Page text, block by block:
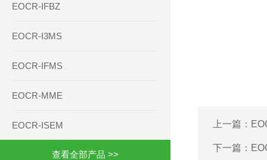
EOCR-IFBZ
EOCR-I3MS
EOCR-IFMS
EOCR-MME
EOCR-ISEM
查看全部产品 >>
上一篇：
下一篇：